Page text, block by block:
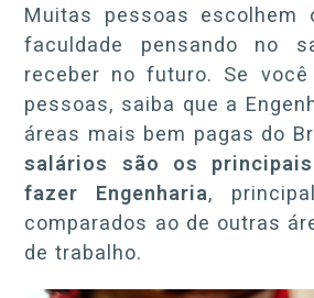
Muitas pessoas escolhem
faculdade pensando no
receber no futuro. Se
pessoas, saiba que a
áreas mais bem pagas do
salários são os
fazer Engenharia,
comparados ao de outras
de trabalho.